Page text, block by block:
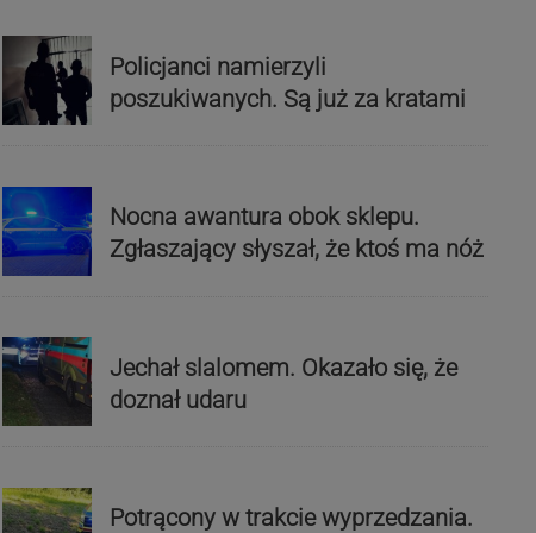
Policjanci namierzyli
poszukiwanych. Są już za kratami
Nocna awantura obok sklepu.
Zgłaszający słyszał, że ktoś ma nóż
Jechał slalomem. Okazało się, że
doznał udaru
Potrącony w trakcie wyprzedzania.